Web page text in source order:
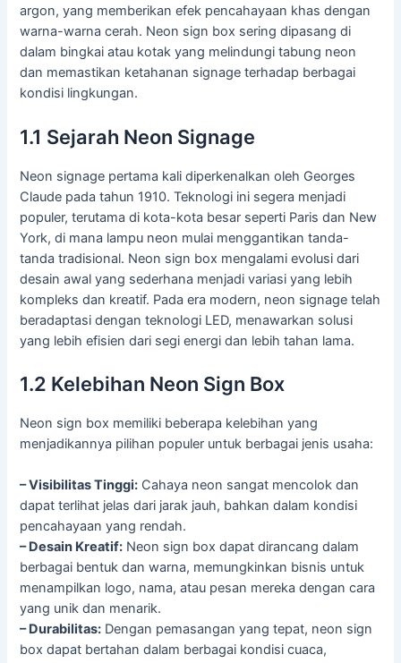
argon, yang memberikan efek pencahayaan khas dengan
warna-warna cerah. Neon sign box sering dipasang di
dalam bingkai atau kotak yang melindungi tabung neon
dan memastikan ketahanan signage terhadap berbagai
kondisi lingkungan.
1.1 Sejarah Neon Signage
Neon signage pertama kali diperkenalkan oleh Georges
Claude pada tahun 1910. Teknologi ini segera menjadi
populer, terutama di kota-kota besar seperti Paris dan New
York, di mana lampu neon mulai menggantikan tanda-
tanda tradisional. Neon sign box mengalami evolusi dari
desain awal yang sederhana menjadi variasi yang lebih
kompleks dan kreatif. Pada era modern, neon signage telah
beradaptasi dengan teknologi LED, menawarkan solusi
yang lebih efisien dari segi energi dan lebih tahan lama.
1.2 Kelebihan Neon Sign Box
Neon sign box memiliki beberapa kelebihan yang
menjadikannya pilihan populer untuk berbagai jenis usaha:
– Visibilitas Tinggi: Cahaya neon sangat mencolok dan
dapat terlihat jelas dari jarak jauh, bahkan dalam kondisi
pencahayaan yang rendah.
– Desain Kreatif: Neon sign box dapat dirancang dalam
berbagai bentuk dan warna, memungkinkan bisnis untuk
menampilkan logo, nama, atau pesan mereka dengan cara
yang unik dan menarik.
– Durabilitas: Dengan pemasangan yang tepat, neon sign
box dapat bertahan dalam berbagai kondisi cuaca,